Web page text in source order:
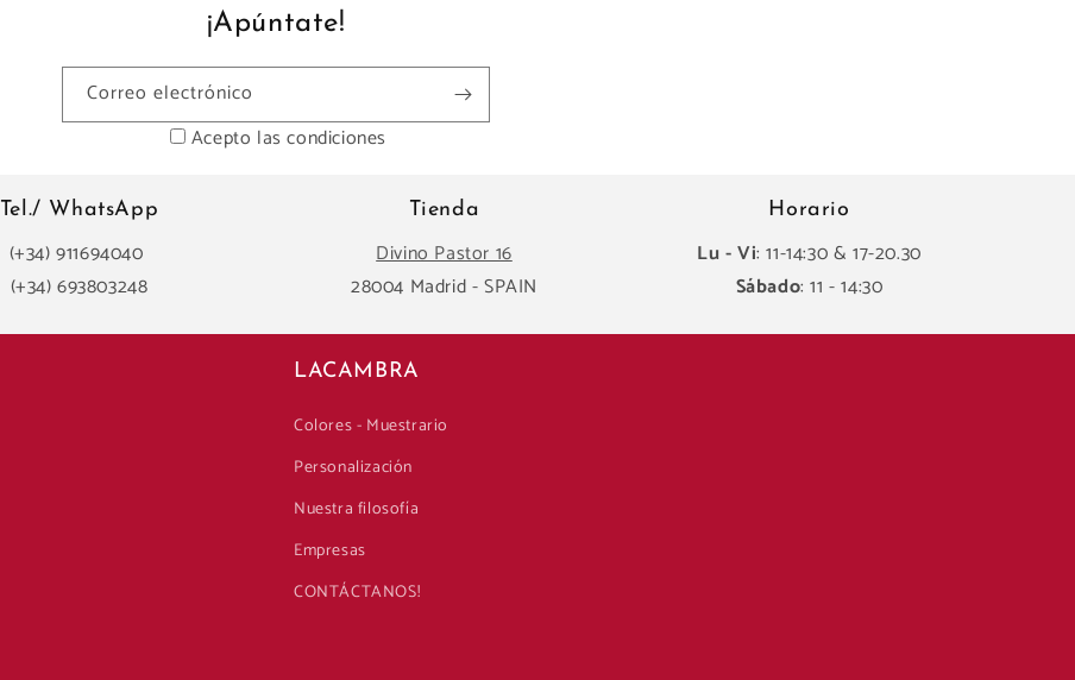
¡Apúntate!
Correo electrónico
Acepto las condiciones
Tel./ WhatsApp
(+34) 911694040
(+34) 693803248
Tienda
Divino Pastor 16
28004 Madrid - SPAIN
Horario
Lu - Vi: 11-14:30 & 17-20.30
Sábado: 11 - 14:30
LACAMBRA
Colores - Muestrario
Personalización
Nuestra filosofía
Empresas
CONTÁCTANOS!